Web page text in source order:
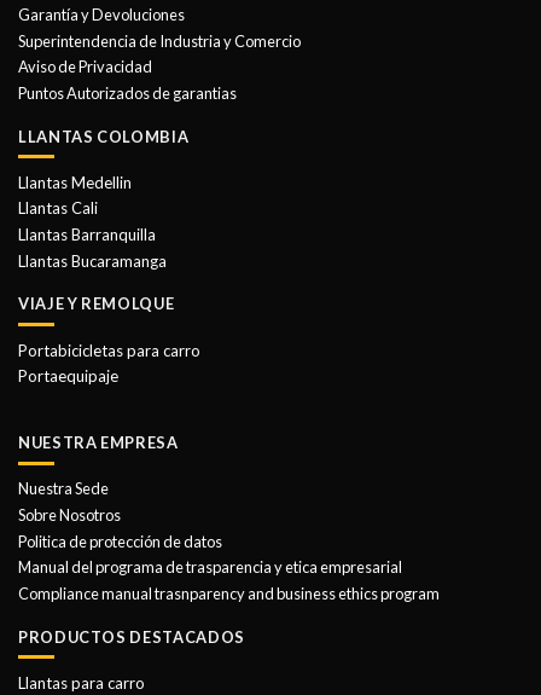
elegir
en
la
página
de
Garantía y Devoluciones
Superintendencia de Industria y Comercio
Aviso de Privacidad
Puntos Autorizados de garantias
LLANTAS COLOMBIA
Llantas Medellin
Llantas Cali
Llantas Barranquilla
Llantas Bucaramanga
VIAJE Y REMOLQUE
Portabicicletas para carro
Portaequipaje
NUESTRA EMPRESA
Nuestra Sede
Sobre Nosotros
Politica de protección de datos
Manual del programa de trasparencia y etica empresarial
Compliance manual trasnparency and business ethics program
PRODUCTOS DESTACADOS
Llantas para carro